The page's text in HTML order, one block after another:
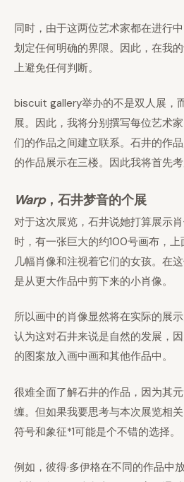
同时，由于这两位艺术家都在进行
划定任何明确的界限。因此，在我
上避免任何判断。
biscuit gallery举办的不是双人展，
展。因此，我将分别撰写每位艺术
们的作品之间建立联系。石井的作
的作品展示在三楼。因此我将首先考
Warp，石井梦音的个展
对于这次展览，石井说她打算展示
时，有一张巨大的约100号画布，
几幅肖像和注视着它们的女孩。在
是从更大作品中剪下来的小肖像。
所以画中的肖像显然将在实际的展
认为这对石井来说是自然的发展，
的图案放入画中画和其他作品中。
很难全面了解石井的作品，因为其
缠。但如果我要思考与本次展览相
符号和象征*1可能是个不错的选择。
例如，彼得·多伊格在不同的作品中